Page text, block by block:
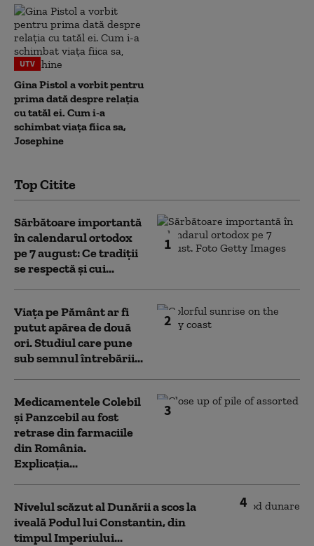
UTV
Gina Pistol a vorbit pentru
prima dată despre relația
cu tatăl ei. Cum i-a
schimbat viața fiica sa,
Josephine
Top Citite
1
Sărbătoare importantă
în calendarul ortodox
pe 7 august: Ce tradiții
se respectă și cui...
2
Viața pe Pământ ar fi
putut apărea de două
ori. Studiul care pune
sub semnul întrebării...
3
Medicamentele Colebil
și Panzcebil au fost
retrase din farmaciile
din România.
Explicația...
4
Nivelul scăzut al Dunării a scos la
iveală Podul lui Constantin, din
timpul Imperiului...